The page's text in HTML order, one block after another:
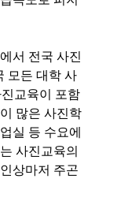
서 전국 사진
모든 대학 사
교육이 포함
많은 사진학
실 등 수요에
사진교육의
상마저 주곤